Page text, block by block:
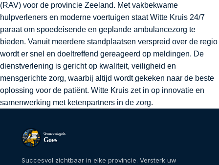
(RAV) voor de provincie Zeeland. Met vakbekwame
hulpverleners en moderne voertuigen staat Witte Kruis 24/7
paraat om spoedeisende en geplande ambulancezorg te
bieden. Vanuit meerdere standplaatsen verspreid over de regio
wordt er snel en doeltreffend gereageerd op meldingen. De
dienstverlening is gericht op kwaliteit, veiligheid en
mensgerichte zorg, waarbij altijd wordt gekeken naar de beste
oplossing voor de patiënt. Witte Kruis zet in op innovatie en
samenwerking met ketenpartners in de zorg.
Gemeentegids
Goes
Succesvol zichtbaar in elke provincie. Versterk uw